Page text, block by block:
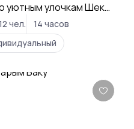
уютным улочкам Шеки
Кавказа —
чел.
14 часов